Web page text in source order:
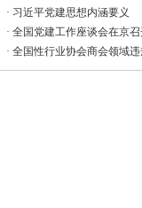
· 习近平党建思想内涵要义
· 全国党建工作座谈会在京
· 全国性行业协会商会领域